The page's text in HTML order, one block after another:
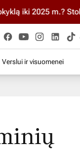
iki 2025 m.? Stok
Verslui ir visuomenei